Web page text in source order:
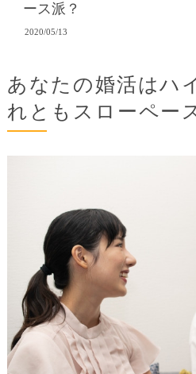
ース派？
2020/05/13
あなたの婚活はハ
れともスローペー